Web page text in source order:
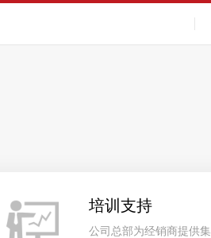
培训支持
公司总部为经销商提供